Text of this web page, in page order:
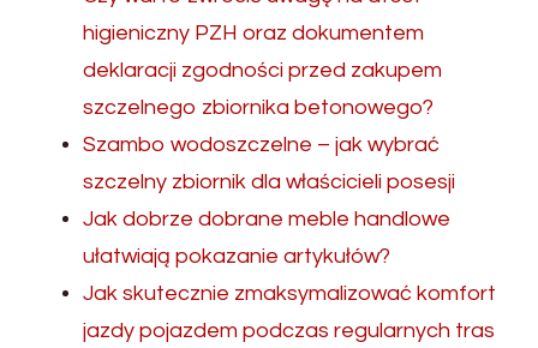
higieniczny PZH oraz dokumentem
deklaracji zgodności przed zakupem
szczelnego zbiornika betonowego?
Szambo wodoszczelne – jak wybrać
szczelny zbiornik dla właścicieli posesji
Jak dobrze dobrane meble handlowe
ułatwiają pokazanie artykułów?
Jak skutecznie zmaksymalizować komfort
jazdy pojazdem podczas regularnych tras